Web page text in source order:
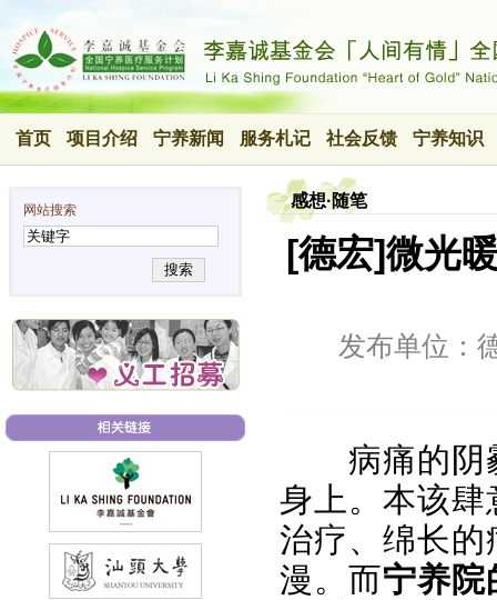
首页 项目介绍 宁养新闻 服务札记 社会反馈 宁养知识
网站搜索
搜索
感想·随笔
[德宏]微光
发布单位：
病痛的阴
身上。本该
治疗、绵长
漫。而宁养院